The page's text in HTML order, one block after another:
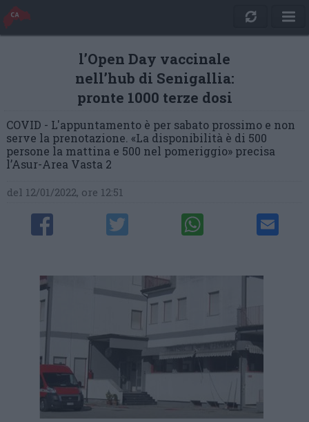
l’Open Day vaccinale
nell’hub di Senigallia:
pronte 1000 terze dosi
COVID - L'appuntamento è per sabato prossimo e non
serve la prenotazione. «La disponibilità è di 500
persone la mattina e 500 nel pomeriggio» precisa
l’Asur-Area Vasta 2
del 12/01/2022, ore 12:51